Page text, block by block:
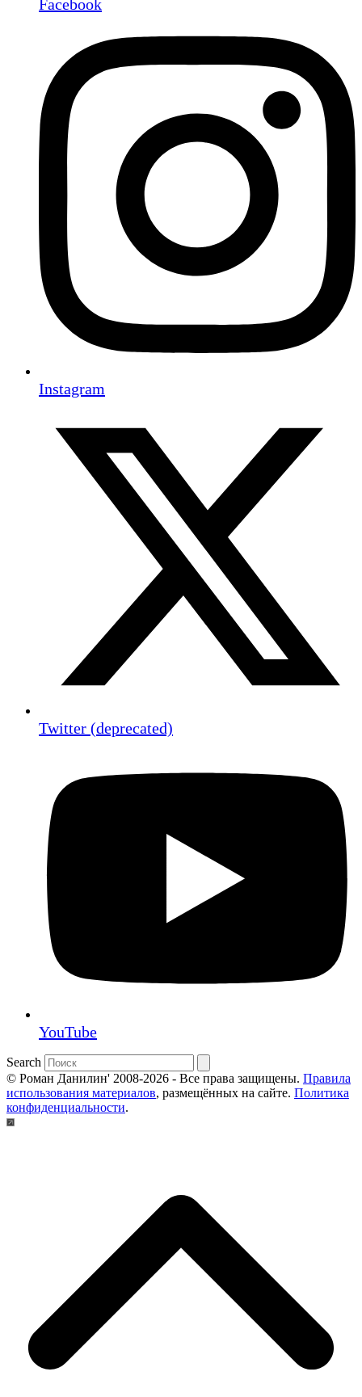
Facebook
Instagram
Twitter (deprecated)
YouTube
Search
© Роман Данилин' 2008-2026 - Все права защищены. Правила
использования материалов, размещённых на сайте. Политика
конфиденциальности.